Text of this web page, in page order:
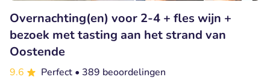
Overnachting(en) voor 2-4 + fles wijn +
bezoek met tasting aan het strand van
Oostende
9.6 Perfect • 389 beoordelingen